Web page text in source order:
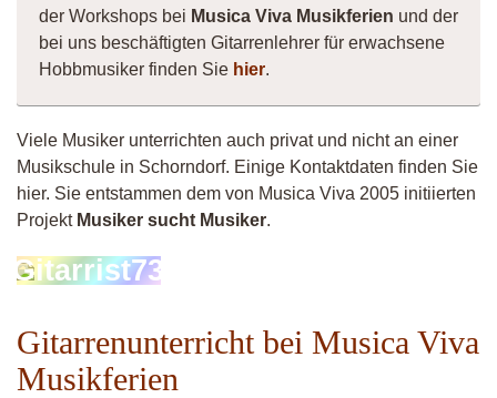
der Workshops bei Musica Viva Musikferien und der
bei uns beschäftigten Gitarrenlehrer für erwachsene
Hobbmusiker finden Sie hier.
Viele Musiker unterrichten auch privat und nicht an einer
Musikschule in Schorndorf. Einige Kontaktdaten finden Sie
hier. Sie entstammen dem von Musica Viva 2005 initiierten
Projekt Musiker sucht Musiker.
Gitarrist73
Gitarrenunterricht bei Musica Viva
Musikferien